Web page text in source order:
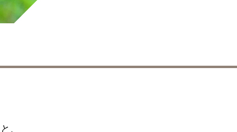
、